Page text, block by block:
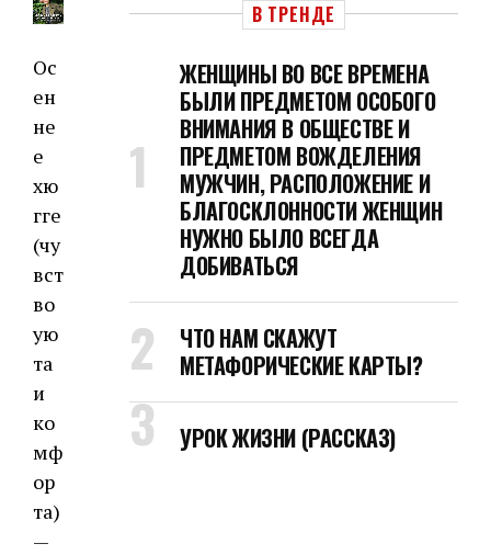
Ос
ен
не
е
хю
гге
(чу
вст
во
ую
та
и
ко
мф
ор
та)
—
В ТРЕНДЕ
ЖЕНЩИНЫ ВО ВСЕ ВРЕМЕНА
БЫЛИ ПРЕДМЕТОМ ОСОБОГО
ВНИМАНИЯ В ОБЩЕСТВЕ И
ПРЕДМЕТОМ ВОЖДЕЛЕНИЯ
МУЖЧИН, РАСПОЛОЖЕНИЕ И
БЛАГОСКЛОННОСТИ ЖЕНЩИН
НУЖНО БЫЛО ВСЕГДА
ДОБИВАТЬСЯ
ЧТО НАМ СКАЖУТ
МЕТАФОРИЧЕСКИЕ КАРТЫ?
УРОК ЖИЗНИ (РАССКАЗ)